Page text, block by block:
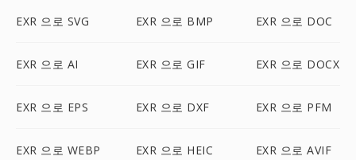
EXR 으로 SVG EXR 으로 BMP EXR 으로 DOC
EXR 으로 AI EXR 으로 GIF EXR 으로 DOCX
EXR 으로 EPS EXR 으로 DXF EXR 으로 PFM
EXR 으로 WEBP EXR 으로 HEIC EXR 으로 AVIF